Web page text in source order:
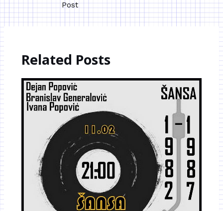
Post
Related Posts